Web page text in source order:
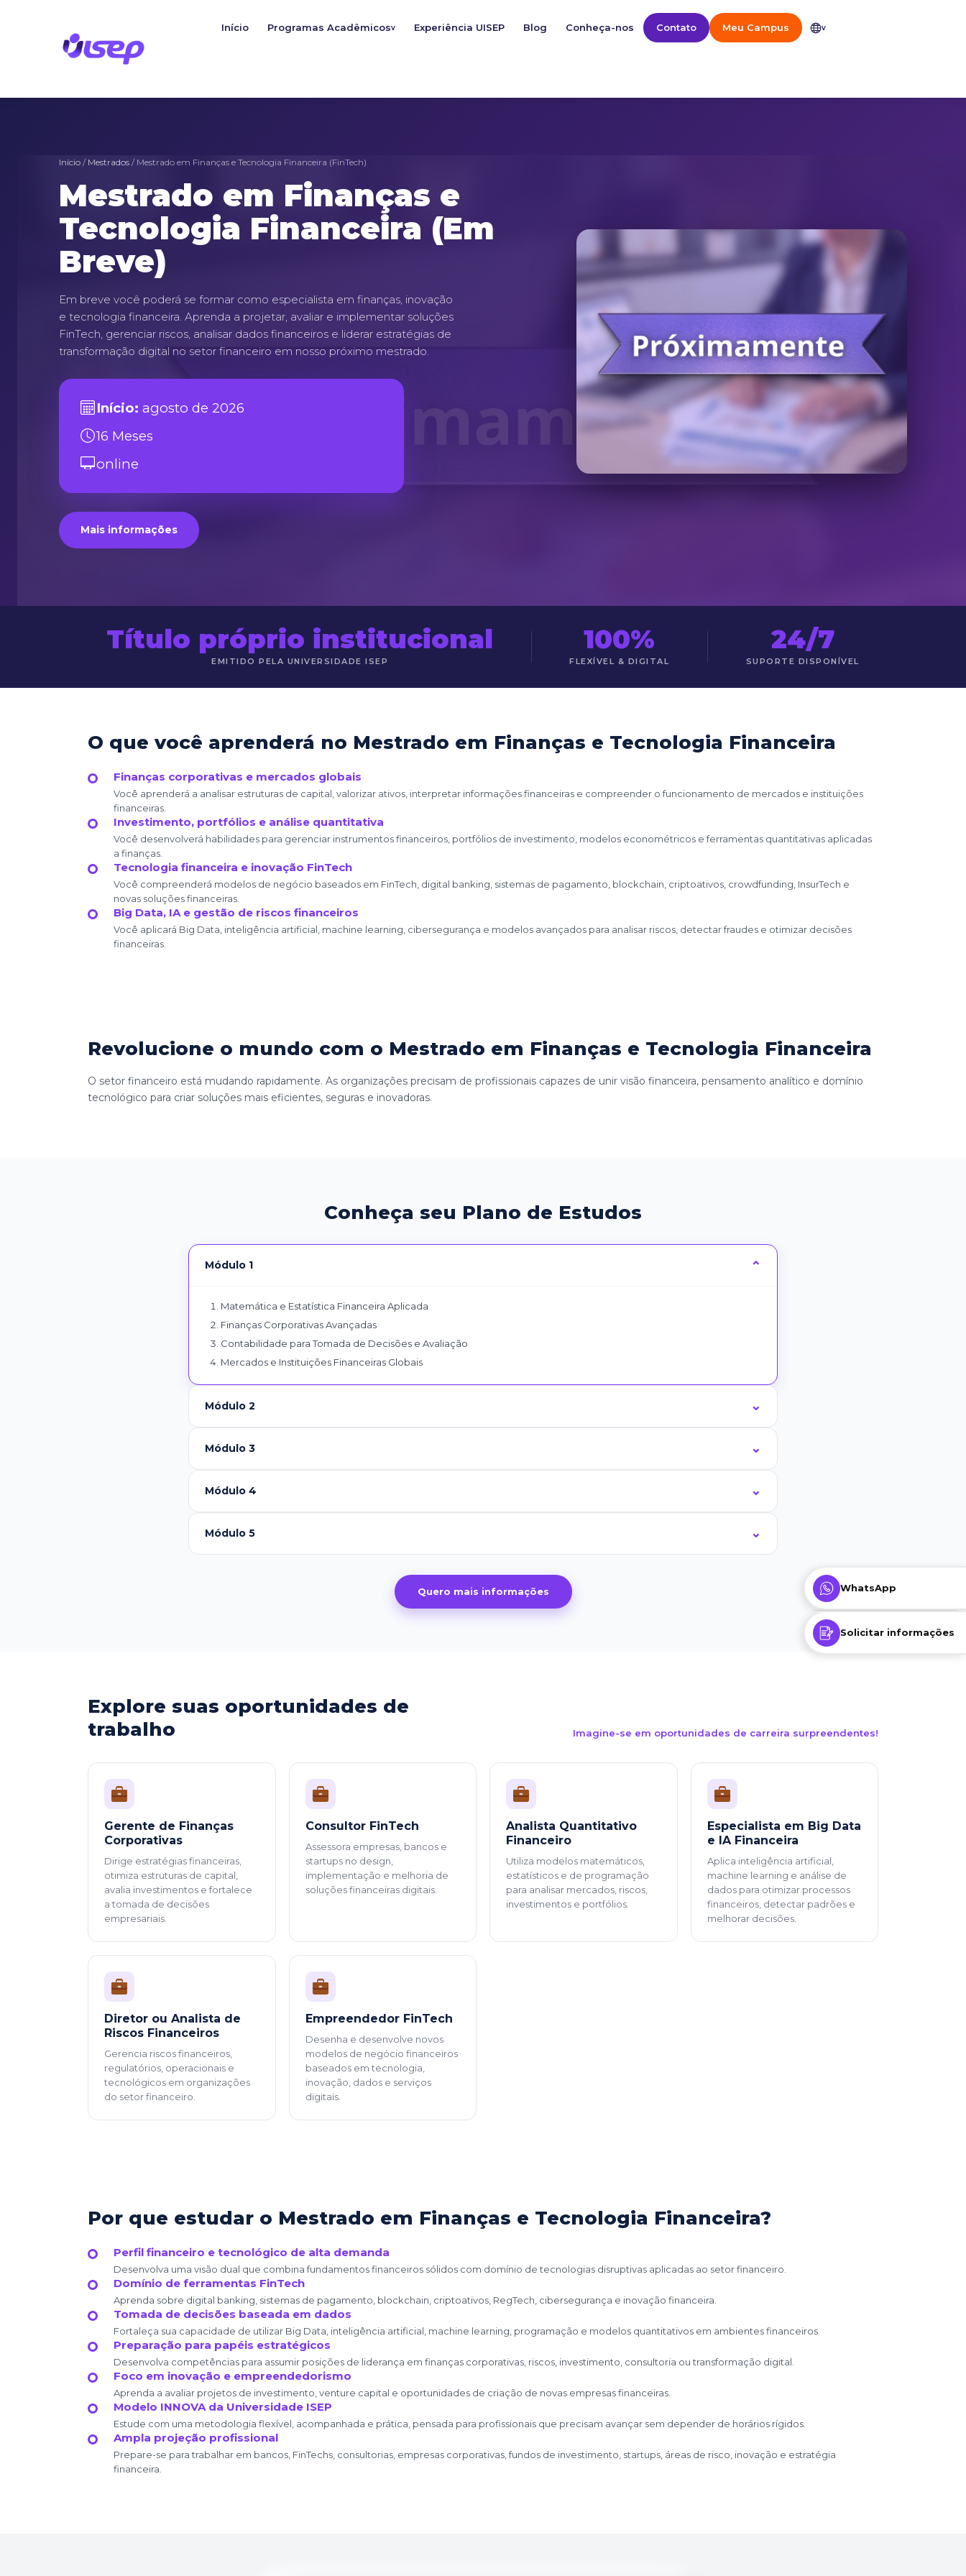
Início Programas Acadêmicosv Experiência UISEP Blog Conheça-nos Contato Meu Campus v
Início / Mestrados / Mestrado em Finanças e Tecnologia Financeira (FinTech)
Mestrado em Finanças e
Tecnologia Financeira (Em
Breve)
Em breve você poderá se formar como especialista em finanças, inovação
e tecnologia financeira. Aprenda a projetar, avaliar e implementar soluções
FinTech, gerenciar riscos, analisar dados financeiros e liderar estratégias de
transformação digital no setor financeiro em nosso próximo mestrado.
Início: agosto de 2026
16 Meses
online
Mais informações
Título próprio institucional
EMITIDO PELA UNIVERSIDADE ISEP
100%
FLEXÍVEL & DIGITAL
24/7
SUPORTE DISPONÍVEL
O que você aprenderá no Mestrado em Finanças e Tecnologia Financeira
Finanças corporativas e mercados globais
Você aprenderá a analisar estruturas de capital, valorizar ativos, interpretar informações financeiras e compreender o funcionamento de mercados e instituições
financeiras.
Investimento, portfólios e análise quantitativa
Você desenvolverá habilidades para gerenciar instrumentos financeiros, portfólios de investimento, modelos econométricos e ferramentas quantitativas aplicadas
a finanças.
Tecnologia financeira e inovação FinTech
Você compreenderá modelos de negócio baseados em FinTech, digital banking, sistemas de pagamento, blockchain, criptoativos, crowdfunding, InsurTech e
novas soluções financeiras.
Big Data, IA e gestão de riscos financeiros
Você aplicará Big Data, inteligência artificial, machine learning, cibersegurança e modelos avançados para analisar riscos, detectar fraudes e otimizar decisões
financeiras.
Revolucione o mundo com o Mestrado em Finanças e Tecnologia Financeira
O setor financeiro está mudando rapidamente. As organizações precisam de profissionais capazes de unir visão financeira, pensamento analítico e domínio
tecnológico para criar soluções mais eficientes, seguras e inovadoras.
Conheça seu Plano de Estudos
Módulo 1
Matemática e Estatística Financeira Aplicada
Finanças Corporativas Avançadas
Contabilidade para Tomada de Decisões e Avaliação
Mercados e Instituições Financeiras Globais
Módulo 2
Módulo 3
Módulo 4
Módulo 5
Quero mais informações
Explore suas oportunidades de
trabalho
Imagine-se em oportunidades de carreira surpreendentes!
Gerente de Finanças
Corporativas
Dirige estratégias financeiras,
otimiza estruturas de capital,
avalia investimentos e fortalece
a tomada de decisões
empresariais.
Consultor FinTech
Assessora empresas, bancos e
startups no design,
implementação e melhoria de
soluções financeiras digitais.
Analista Quantitativo
Financeiro
Utiliza modelos matemáticos,
estatísticos e de programação
para analisar mercados, riscos,
investimentos e portfólios.
Especialista em Big Data
e IA Financeira
Aplica inteligência artificial,
machine learning e análise de
dados para otimizar processos
financeiros, detectar padrões e
melhorar decisões.
Diretor ou Analista de
Riscos Financeiros
Gerencia riscos financeiros,
regulatórios, operacionais e
tecnológicos em organizações
do setor financeiro.
Empreendedor FinTech
Desenha e desenvolve novos
modelos de negócio financeiros
baseados em tecnologia,
inovação, dados e serviços
digitais.
Por que estudar o Mestrado em Finanças e Tecnologia Financeira?
Perfil financeiro e tecnológico de alta demanda
Desenvolva uma visão dual que combina fundamentos financeiros sólidos com domínio de tecnologias disruptivas aplicadas ao setor financeiro.
Domínio de ferramentas FinTech
Aprenda sobre digital banking, sistemas de pagamento, blockchain, criptoativos, RegTech, cibersegurança e inovação financeira.
Tomada de decisões baseada em dados
Fortaleça sua capacidade de utilizar Big Data, inteligência artificial, machine learning, programação e modelos quantitativos em ambientes financeiros.
Preparação para papéis estratégicos
Desenvolva competências para assumir posições de liderança em finanças corporativas, riscos, investimento, consultoria ou transformação digital.
Foco em inovação e empreendedorismo
Aprenda a avaliar projetos de investimento, venture capital e oportunidades de criação de novas empresas financeiras.
Modelo INNOVA da Universidade ISEP
Estude com uma metodologia flexível, acompanhada e prática, pensada para profissionais que precisam avançar sem depender de horários rígidos.
Ampla projeção profissional
Prepare-se para trabalhar em bancos, FinTechs, consultorias, empresas corporativas, fundos de investimento, startups, áreas de risco, inovação e estratégia
financeira.
WhatsApp
Solicitar informações